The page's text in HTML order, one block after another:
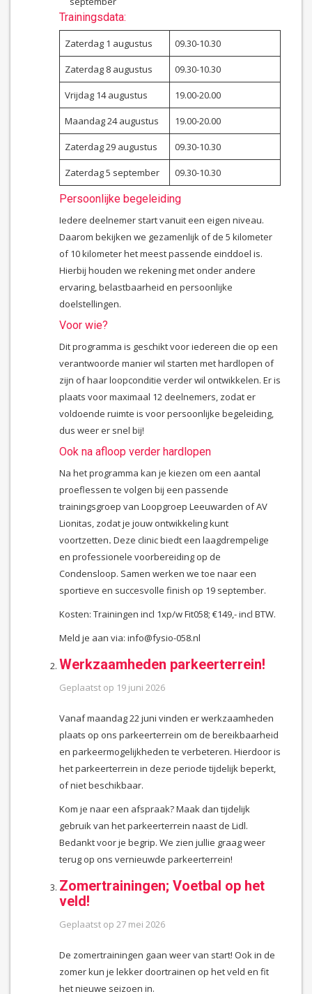
Trainingsdata:
Zaterdag 1 augustus 09.30-10.30
Zaterdag 8 augustus 09.30-10.30
Vrijdag 14 augustus 19.00-20.00
Maandag 24 augustus 19.00-20.00
Zaterdag 29 augustus 09.30-10.30
Zaterdag 5 september 09.30-10.30
Persoonlijke begeleiding
Iedere deelnemer start vanuit een eigen niveau.
Daarom bekijken we gezamenlijk of de 5 kilometer
of 10 kilometer het meest passende einddoel is.
Hierbij houden we rekening met onder andere
ervaring, belastbaarheid en persoonlijke
doelstellingen.
Voor wie?
Dit programma is geschikt voor iedereen die op een
verantwoorde manier wil starten met hardlopen of
zijn of haar loopconditie verder wil ontwikkelen. Er is
plaats voor maximaal 12 deelnemers, zodat er
voldoende ruimte is voor persoonlijke begeleiding,
dus weer er snel bij!
Ook na afloop verder hardlopen
Na het programma kan je kiezen om een aantal
proeflessen te volgen bij een passende
trainingsgroep van Loopgroep Leeuwarden of AV
Lionitas, zodat je jouw ontwikkeling kunt
voortzetten. Deze clinic biedt een laagdrempelige
en professionele voorbereiding op de
Condensloop. Samen werken we toe naar een
sportieve en succesvolle finish op 19 september.
Kosten: Trainingen incl 1xp/w Fit058; €149,- incl BTW.
Meld je aan via: info@fysio-058.nl
Werkzaamheden parkeerterrein!
Geplaatst op 19 juni 2026
Vanaf maandag 22 juni vinden er werkzaamheden
plaats op ons parkeerterrein om de bereikbaarheid
en parkeermogelijkheden te verbeteren. Hierdoor is
het parkeerterrein in deze periode tijdelijk beperkt,
of niet beschikbaar.
Kom je naar een afspraak? Maak dan tijdelijk
gebruik van het parkeerterrein naast de Lidl.
Bedankt voor je begrip. We zien jullie graag weer
terug op ons vernieuwde parkeerterrein!
Zomertrainingen; Voetbal op het
veld!
Geplaatst op 27 mei 2026
De zomertrainingen gaan weer van start! Ook in de
zomer kun je lekker doortrainen op het veld en fit
het nieuwe seizoen in.